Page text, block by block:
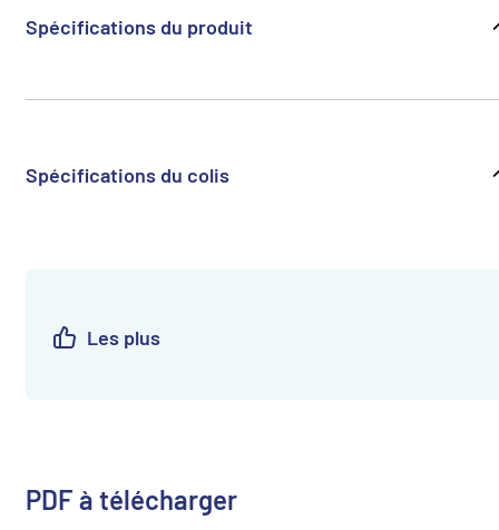
Spécifications du produit
Spécifications du colis
Les plus
PDF à télécharger